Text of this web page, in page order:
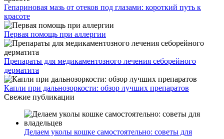
Гепариновая мазь от отеков под глазами: короткий путь к
красоте
Первая помощь при аллергии
Препараты для медикаментозного лечения себорейного
дерматита
Капли при дальнозоркости: обзор лучших препаратов
Свежие публикации
Делаем уколы кошке самостоятельно: советы для